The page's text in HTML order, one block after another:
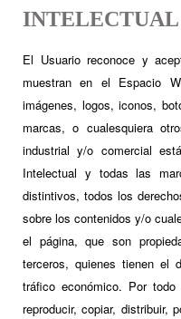
INTELECTUAL
El Usuario reconoce y
muestran en el Espacio
imágenes, logos, iconos,
marcas, o cualesquiera
industrial y/o comercial
Intelectual y todas las
distintivos, todos los
sobre los contenidos y/o
el página, que son
terceros, quienes tienen el
tráfico económico. Por
reproducir, copiar, distribuir,